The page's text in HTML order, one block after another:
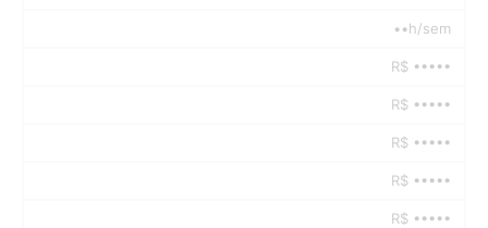
••h/sem
R$ •••••
R$ •••••
R$ •••••
R$ •••••
R$ •••••